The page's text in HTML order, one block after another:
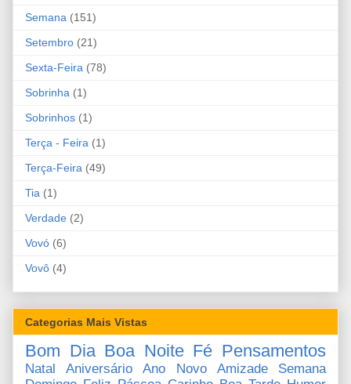
Semana (151)
Setembro (21)
Sexta-Feira (78)
Sobrinha (1)
Sobrinhos (1)
Terça - Feira (1)
Terça-Feira (49)
Tia (1)
Verdade (2)
Vovó (6)
Vovô (4)
Categorias Mais Vistas
Bom Dia Boa Noite Fé Pensamentos
Natal Aniversário Ano Novo Amizade
Semana